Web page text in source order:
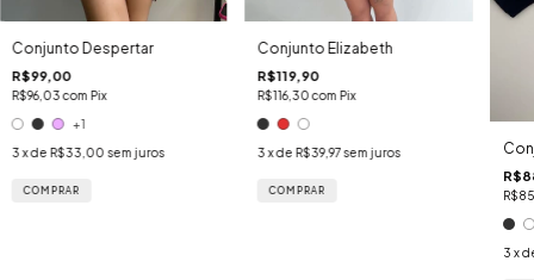
Conjunto Despertar
R$99,00
R$96,03com Pix
+1
3 x de R$33,00 sem juros
COMPRAR
Conjunto Elizabeth
R$119,90
R$116,30com Pix
3 x de R$39,97sem juros
COMPRAR
3 x